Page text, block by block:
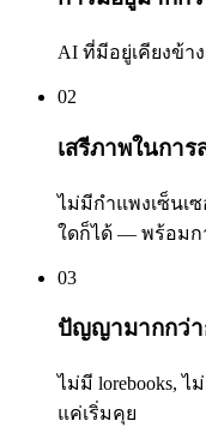
AI ที่มีอยู่เคียงข้า
02
เสรีภาพในการ
ไม่มีกำแพงเซ็นเ
ใดก็ได้ — พร้อมก
03
ปัญญามากกว่า
ไม่มี lorebooks,
แค่เริ่มคุย